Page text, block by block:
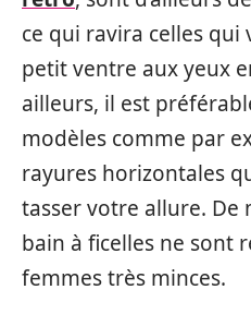
ce qui ravira celles
petit ventre aux yeux
ailleurs, il est
modèles comme par
rayures horizontales
tasser votre allure. De
bain à ficelles ne sont
femmes très minces.